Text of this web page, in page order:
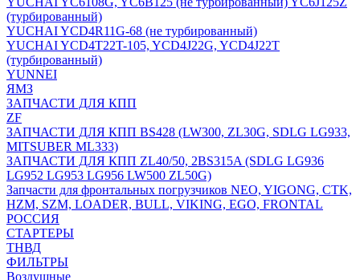
(турбированный)
YUCHAI YCD4R11G-68 (не турбированный)
YUCHAI YCD4T22T-105, YCD4J22G, YCD4J22T
(турбированный)
YUNNEI
ЯМЗ
ЗАПЧАСТИ ДЛЯ КПП
ZF
ЗАПЧАСТИ ДЛЯ КПП BS428 (LW300, ZL30G, SDLG LG933,
MITSUBER ML333)
ЗАПЧАСТИ ДЛЯ КПП ZL40/50, 2BS315A (SDLG LG936
LG952 LG953 LG956 LW500 ZL50G)
Запчасти для фронтальных погрузчиков NEO, YIGONG, CTK,
HZM, SZM, LOADER, BULL, VIKING, EGO, FRONTAL
РОССИЯ
СТАРТЕРЫ
ТНВД
ФИЛЬТРЫ
Воздушные